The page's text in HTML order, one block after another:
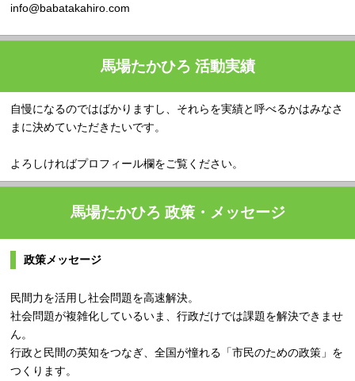
info@babatakahiro.com
馬場たかひろ 活動実績
自慢になるのではばかりますし、それらを実績と呼べるかはみなさ
まに決めていただきたいです。
よろしければプロフィール欄をご覧ください。
馬場たかひろ 政策・メッセージ
政策メッセージ
民間力を活用し社会問題を高速解決。
社会問題が複雑化しているいま、行政だけでは課題を解決できませ
ん。
行政と民間の英知をつなぎ、全国が憧れる「市民のための政策」を
つくります。